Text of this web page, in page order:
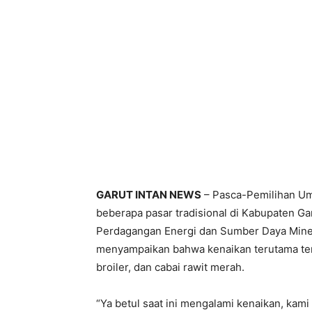
GARUT INTAN NEWS – Pasca-Pemilihan
beberapa pasar tradisional di Kabupaten
Perdagangan Energi dan Sumber Daya
menyampaikan bahwa kenaikan terutama
broiler, dan cabai rawit merah.
“Ya betul saat ini mengalami kenaikan,